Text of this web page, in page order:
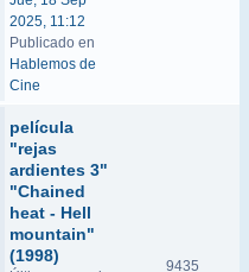
2025, 11:12
Publicado en
Hablemos de
Cine
película
"rejas
ardientes 3"
"Chained
heat - Hell
mountain"
(1998)
9435